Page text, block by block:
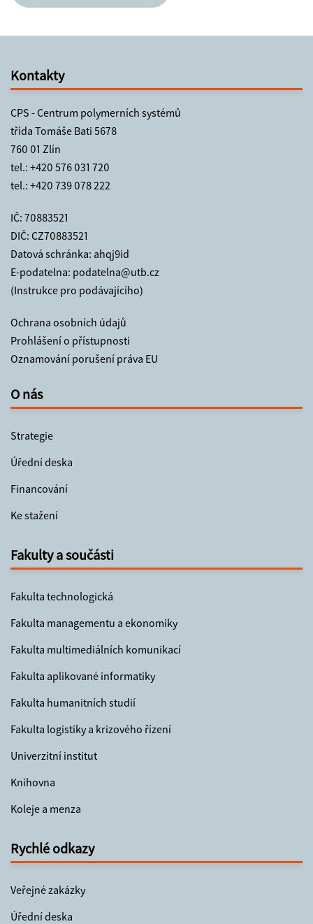
Kontakty
CPS - Centrum polymerních systémů
třída Tomáše Bati 5678
760 01 Zlín
tel.: +420 576 031 720
tel.: +420 739 078 222
IČ: 70883521
DIČ: CZ70883521
Datová schránka: ahqj9id
E-podatelna: podatelna@utb.cz
(Instrukce pro podávajícího)
Ochrana osobních údajů
Prohlášení o přístupnosti
Oznamování porušení práva EU
O nás
Strategie
Úřední deska
Financování
Ke stažení
Fakulty a součásti
Fakulta technologická
Fakulta managementu a ekonomiky
Fakulta multimediálních komunikací
Fakulta aplikované informatiky
Fakulta humanitních studií
Fakulta logistiky a krizového řízení
Univerzitní institut
Knihovna
Koleje a menza
Rychlé odkazy
Veřejné zakázky
Úřední deska